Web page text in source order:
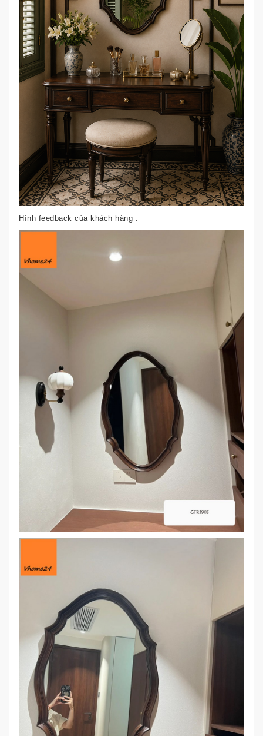
Hình feedback của khách hàng :